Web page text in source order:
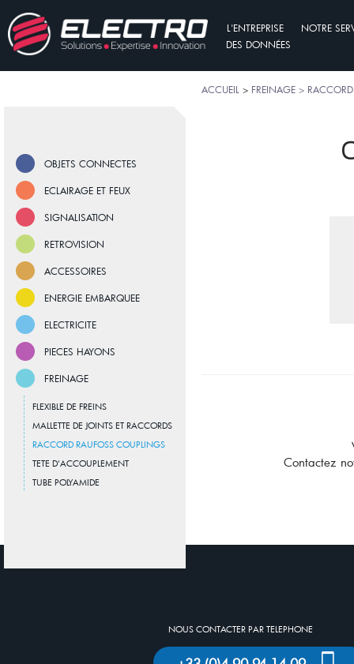
L'ENTREPRISE
NOTRE
DES DONNÉES
ACCUEIL > FREINAGE >
OBJETS CONNECTES
ECLAIRAGE ET FEUX
SIGNALISATION
RETROVISION
ACCESSOIRES
ENERGIE EMBARQUEE
ELECTRICITE
PIECES HAYONS
FREINAGE
FLEXIBLE DE FREINS
MALLETTE DE JOINTS ET RACCORDS
RACCORD RAUFOSS COUPLINGS
TETE D'ACCOUPLEMENT
TUBE POLYAMIDE
Contactez
NOUS CONTACTER PAR TELEPHONE